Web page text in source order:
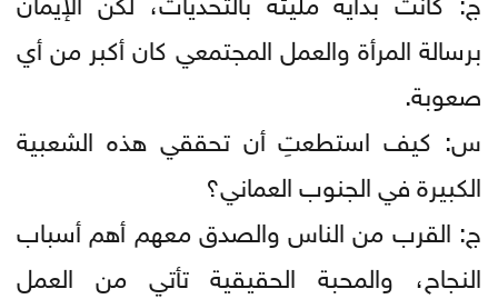
برسالة المرأة والعمل المجتمعي كان أكبر من أي
صعوبة.
س: كيف استطعتِ أن تحققي هذه الشعبية
الكبيرة في الجنوب العماني؟
ج: القرب من الناس والصدق معهم أهم أسباب
النجاح، والمحبة الحقيقية تأتي من العمل